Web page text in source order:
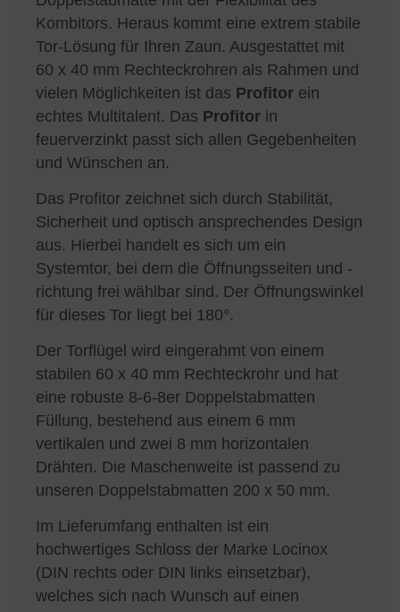
Kombitors. Heraus kommt eine extrem stabile
Tor-Lösung für Ihren Zaun. Ausgestattet mit
60 x 40 mm Rechteckrohren als Rahmen und
vielen Möglichkeiten ist das Profitor ein
echtes Multitalent. Das Profitor in
feuerverzinkt passt sich allen Gegebenheiten
und Wünschen an.
Das Profitor zeichnet sich durch Stabilität,
Sicherheit und optisch ansprechendes Design
aus. Hierbei handelt es sich um ein
Systemtor, bei dem die Öffnungsseiten und -
richtung frei wählbar sind. Der Öffnungswinkel
für dieses Tor liegt bei 180°.
Der Torflügel wird eingerahmt von einem
stabilen 60 x 40 mm Rechteckrohr und hat
eine robuste 8-6-8er Doppelstabmatten
Füllung, bestehend aus einem 6 mm
vertikalen und zwei 8 mm horizontalen
Drähten. Die Maschenweite ist passend zu
unseren Doppelstabmatten 200 x 50 mm.
Im Lieferumfang enthalten ist ein
hochwertiges Schloss der Marke Locinox
(DIN rechts oder DIN links einsetzbar),
welches sich nach Wunsch auf einen